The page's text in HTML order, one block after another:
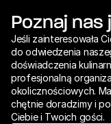
Poznaj nas
Jeśli zainteresowała
do odwiedzenia
doświadczenia
profesjonalną
okolicznościowych.
chętnie doradzimy i
Ciebie i Twoich gości.